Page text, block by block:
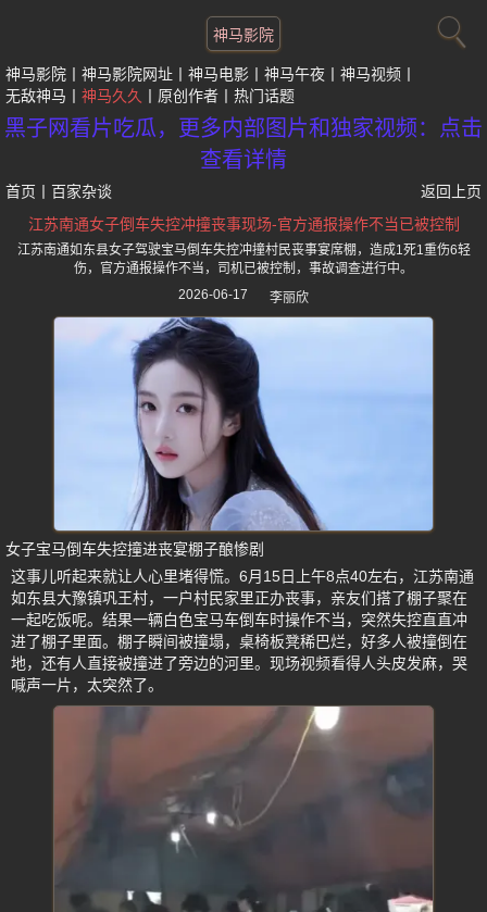
神马影院
神马影院 神马影院网址 神马电影 神马午夜
神马视频
无敌神马
神马久久 原创作者 热门话题
黑子网看片吃瓜，更多内部图片和独家视频：点击
查看详情
首页 百家杂谈
返回上页
江苏南通女子倒车失控冲撞丧事现场-官方通报操作不当已被控制
江苏南通如东县女子驾驶宝马倒车失控冲撞村民丧事宴席棚，造成1死1重伤6轻
伤，官方通报操作不当，司机已被控制，事故调查进行中。
2026-06-17
李丽欣
女子宝马倒车失控撞进丧宴棚子酿惨剧
这事儿听起来就让人心里堵得慌。6月15日上午8点40左右，江苏南通
如东县大豫镇巩王村，一户村民家里正办丧事，亲友们搭了棚子聚在
一起吃饭呢。结果一辆白色宝马车倒车时操作不当，突然失控直直冲
进了棚子里面。棚子瞬间被撞塌，桌椅板凳稀巴烂，好多人被撞倒在
地，还有人直接被撞进了旁边的河里。现场视频看得人头皮发麻，哭
喊声一片，太突然了。